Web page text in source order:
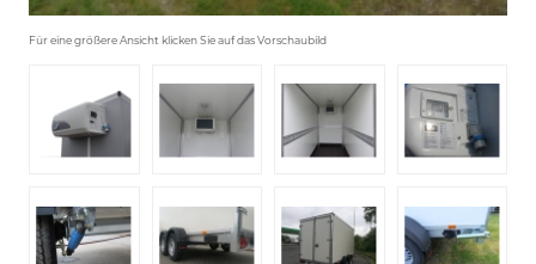
Für eine größere Ansicht klicken Sie auf das Vorschaubild